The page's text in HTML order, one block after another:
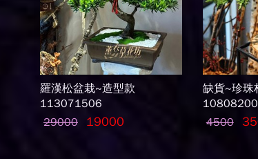
羅漢松盆栽~造型款
113071506
29000
19000
缺貨~珍珠
4500